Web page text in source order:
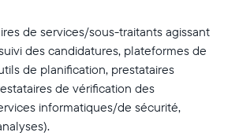
votre localisation
de services/sous-traitants agissant
des candidatures, plateformes de
de planification, prestataires
de vérification des
informatiques/de sécurité,